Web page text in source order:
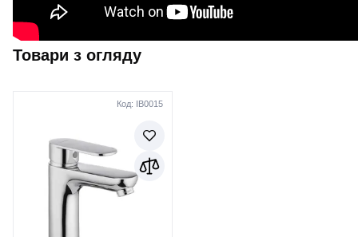
Товари з огляду
Код: IB0015